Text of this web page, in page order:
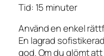
Tid: 15 minuter
Använd en enkel
En lagrad
god. Om du glömt